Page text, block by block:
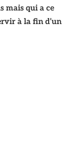
mais qui a ce
à la fin d’un